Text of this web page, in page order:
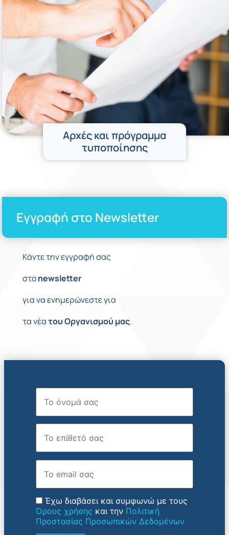
Αρχές και πρόγραμμα
τυποποίησης
Εγγραφή στο Newsletter
Κάντε την εγγραφή σας
στοnewsletter
για να ενημερώνεστε για
τα νέατουΟργανισμού μας.
Όνομα
Επώνυμο
Email
Έχω διαβάσει και συμφωνώ με τους
Όρους χρήσης και την Πολιτική
Προστασίας Προσωπικών Δεδομένων